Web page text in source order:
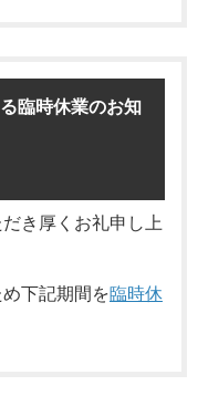
臨時休業のお知
き厚くお礼申し上
下記期間を臨時休